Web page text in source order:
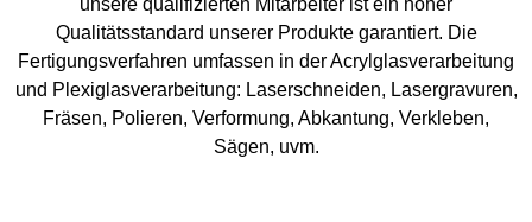
unsere qualifizierten Mitarbeiter ist ein hoher
Qualitätsstandard unserer Produkte garantiert. Die
Fertigungsverfahren umfassen in der Acrylglasverarbeitung
und Plexiglasverarbeitung: Laserschneiden, Lasergravuren,
Fräsen, Polieren, Verformung, Abkantung, Verkleben,
Sägen, uvm.